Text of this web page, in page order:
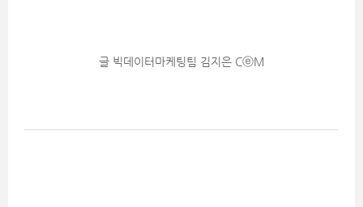
글 빅데이터마케팅팀 김지은 CⓔM